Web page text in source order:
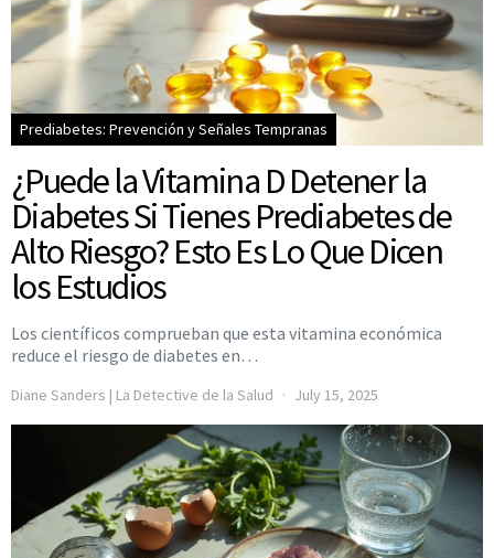
Prediabetes: Prevención y Señales Tempranas
¿Puede la Vitamina D Detener la
Diabetes Si Tienes Prediabetes de
Alto Riesgo? Esto Es Lo Que Dicen
los Estudios
Los científicos comprueban que esta vitamina económica
reduce el riesgo de diabetes en…
Diane Sanders | La Detective de la Salud July 15, 2025